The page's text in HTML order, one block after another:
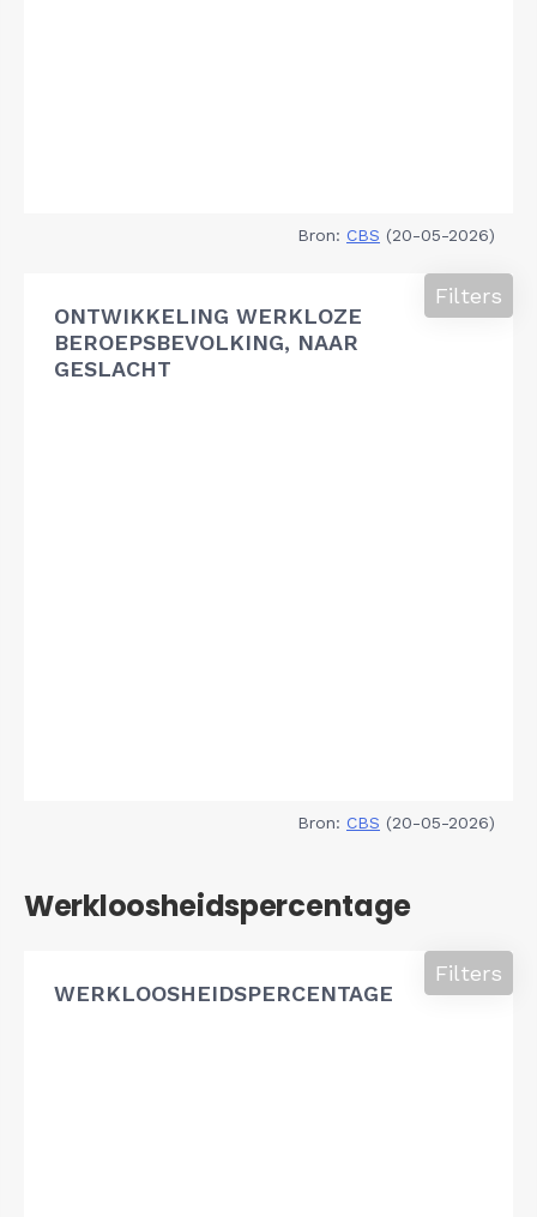
Bron: CBS (20-05-2026)
ONTWIKKELING WERKLOZE
BEROEPSBEVOLKING, NAAR
GESLACHT
Filters
Bron: CBS (20-05-2026)
Werkloosheidspercentage
WERKLOOSHEIDSPERCENTAGE
Filters